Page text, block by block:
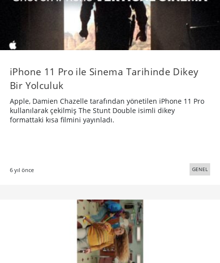
iPhone 11 Pro ile Sinema Tarihinde Dikey
Bir Yolculuk
Apple, Damien Chazelle tarafından yönetilen iPhone 11 Pro
kullanılarak çekilmiş The Stunt Double isimli dikey
formattaki kısa filmini yayınladı.
6 yıl önce GENEL